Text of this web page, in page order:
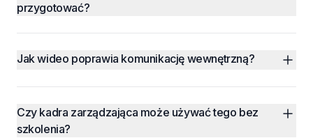
przygotować?
Jak wideo poprawia komunikację wewnętrzną?
Czy kadra zarządzająca może używać tego bez
szkolenia?